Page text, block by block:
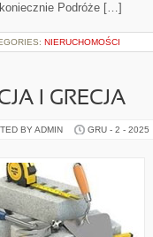
Podróże […]
NIERUCHOMOŚCI
I GRECJA
BY ADMIN GRU - 2 - 2025